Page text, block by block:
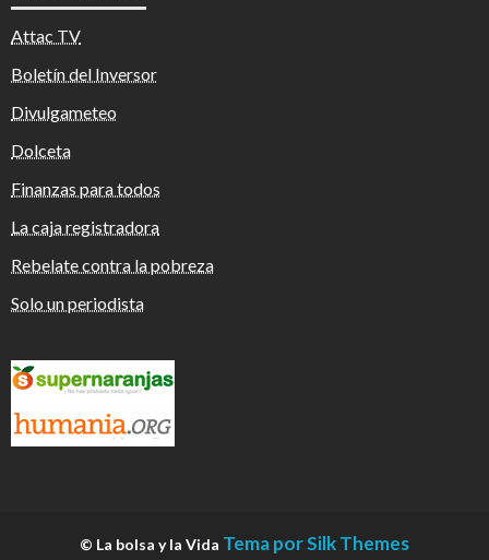
Attac TV
Boletín del Inversor
Divulgameteo
Dolceta
Finanzas para todos
La caja registradora
Rebelate contra la pobreza
Solo un periodista
© La bolsa y la Vida Tema por Silk Themes